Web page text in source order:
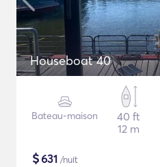
Houseboat 40
Bateau-maison
40 ft
12 m
$631 /nuit